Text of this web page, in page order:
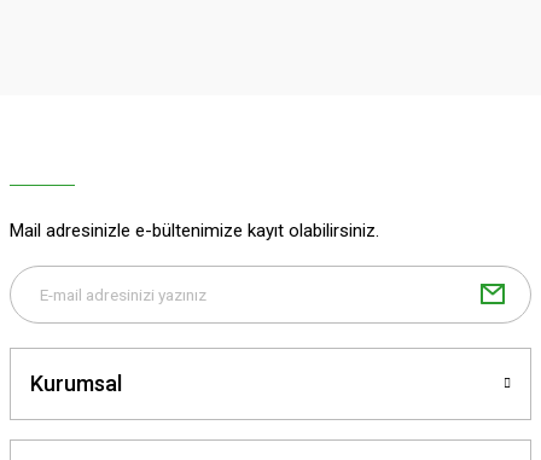
Mail adresinizle e-bültenimize kayıt olabilirsiniz.
Kurumsal